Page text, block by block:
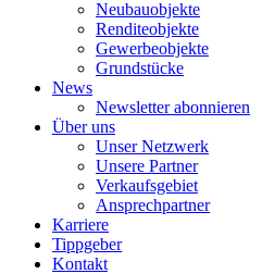
Neubauobjekte
Renditeobjekte
Gewerbeobjekte
Grundstücke
News
Newsletter abonnieren
Über uns
Unser Netzwerk
Unsere Partner
Verkaufsgebiet
Ansprechpartner
Karriere
Tippgeber
Kontakt